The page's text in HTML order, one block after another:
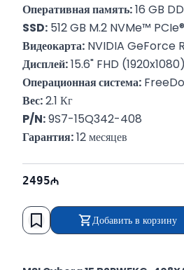
Оперативная память: 16 GB
SSD: 512 GB M.2 NVMe™ PCIe®
Видеокарта: NVIDIA GeForce
Дисплей: 15.6" FHD
Операционная система:
Вес: 2.1 Кг
P/N: 9S7-15Q342-408
Гарантия: 12 месяцев
2495
Добавить в корзину